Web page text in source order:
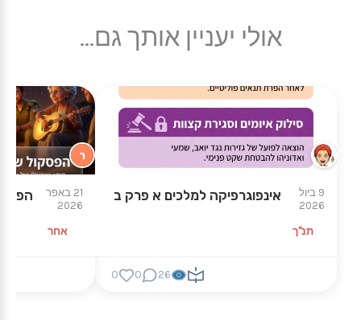
אולי יעניין אותך גם...
9 ביול
2026
תנ"ך
אינפוגרפיקה למלכים א פרק ב
26
0
0
ר
21 באפר
2026
אחר